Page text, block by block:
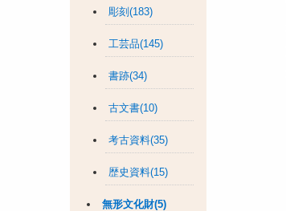
彫刻(183)
工芸品(145)
書跡(34)
古文書(10)
考古資料(35)
歴史資料(15)
無形文化財(5)